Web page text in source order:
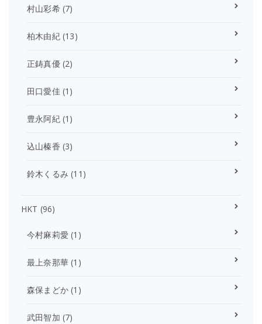
村山彩希(7)
柏木由紀(13)
正鋳真優(2)
田口愛佳(1)
豊永阿紀(1)
込山榛香 (3)
鈴木くるみ (11)
HKT (96)
今村麻莉愛 (1)
最上奈那華 (1)
森保まどか (1)
武田智加 (7)